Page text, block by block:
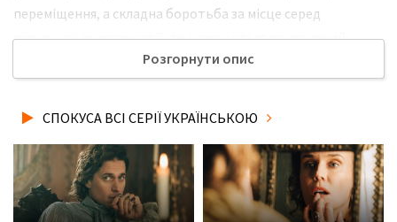
переміщення, а складна боротьба за місце серед
паризької аристократії, де знаходиться приступний
віконт. Історія розповідає про рішучу жінку, яка готова на
інтриги. Не забудьте розповісти друзям, де Ви дивились
хорошій hd якості та з українськими субтитрами!
Розгорнути опис
СПОКУСА ВСІ СЕРІЇ УКРАЇНСЬКОЮ